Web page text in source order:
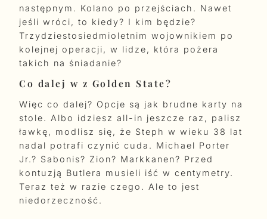
następnym. Kolano po przejściach. Nawet
jeśli wróci, to kiedy? I kim będzie?
Trzydziestosiedmioletnim wojownikiem po
kolejnej operacji, w lidze, która pożera
takich na śniadanie?
Co dalej w z Golden State?
Więc co dalej? Opcje są jak brudne karty na
stole. Albo idziesz all-in jeszcze raz, palisz
ławkę, modlisz się, że Steph w wieku 38 lat
nadal potrafi czynić cuda. Michael Porter
Jr.? Sabonis? Zion? Markkanen? Przed
kontuzją Butlera musieli iść w centymetry.
Teraz też w razie czego. Ale to jest
niedorzeczność.